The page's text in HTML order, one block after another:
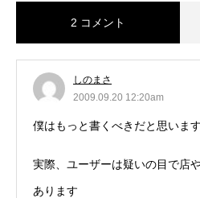
2 コメント
しのまさ
2009.09.20 12:20am
僕はもっと書くべきだと思います
実際、ユーザーは疑いの目で店
あります